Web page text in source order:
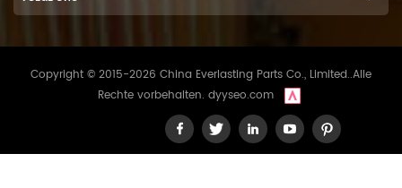
Copyright © 2015-2026 China Everlasting Parts Co., Limited..Alle
Rechte vorbehalten. dyyseo.com